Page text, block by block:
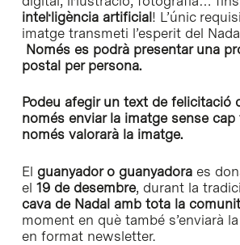
intel·ligència artificial! L’únic
imatge transmeti l’esperit del
Només es podrà presentar una
postal per persona.
Podeu afegir un text de felicitació
només enviar la imatge sense cap
només valorarà la imatge.
El guanyador o guanyadoraes
el 19 de desembre, durant la
cava de Nadal amb tota la
moment en què també s’enviarà
en format newsletter.